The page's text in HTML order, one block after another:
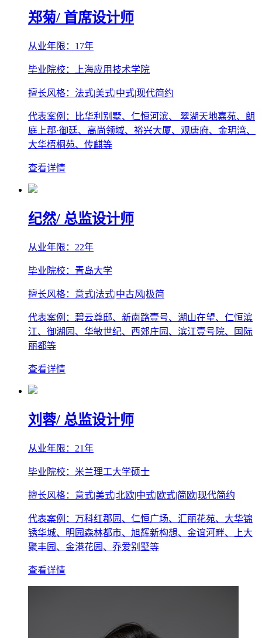
郑菊/ 首席设计师
从业年限：17年
毕业院校：上海应用技术学院
擅长风格：法式|美式|中式|现代简约
代表案例：比华利别墅、仁恒河滨、 翠湖天地嘉苑、朗
庭上郡·御廷、高尚领域、裕兴大厦、观唐府、金玥湾、
大华梧桐苑、传麒等
查看详情
纪然/ 总监设计师
从业年限：22年
毕业院校：青岛大学
擅长风格：意式|法式|中古风|极简
代表案例：碧云尊邸、新南路壹号、湖山在望、仁恒滨
江、御湖园、华敏世纪、西郊庄园、滨江壹号院、国际
丽都等
查看详情
刘蓉/ 总监设计师
从业年限：21年
毕业院校：米兰理工大学硕士
擅长风格：意式|美式|北欧|中式|欧式|简欧|现代简约
代表案例：万科红郡园、仁恒广场、汇丽花苑、大华锦
锈华城、明园森林都市、旭辉新构想、金谊河畔、上大
聚丰园、金港花园、乔爱别墅等
查看详情